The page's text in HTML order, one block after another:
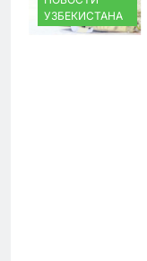
УЗБЕКИСТАНА